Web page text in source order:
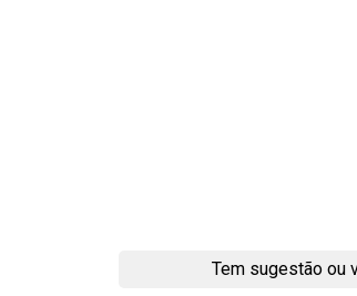
Tem sugestão ou